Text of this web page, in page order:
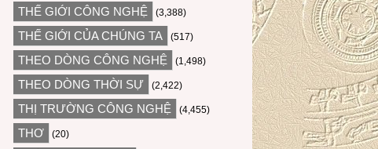
THẾ GIỚI CÔNG NGHỆ (3,388)
THẾ GIỚI CỦA CHÚNG TA (517)
THEO DÒNG CÔNG NGHỆ (1,498)
THEO DÒNG THỜI SỰ (2,422)
THỊ TRƯỜNG CÔNG NGHỆ (4,455)
THƠ (20)